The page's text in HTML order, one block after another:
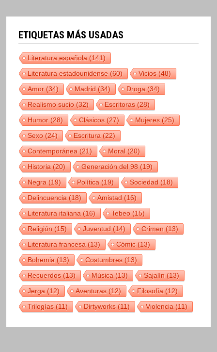
ETIQUETAS MÁS USADAS
Literatura española(141)
Literatura estadounidense(60) Vicios(48)
Amor(34) Madrid(34) Droga(34)
Realismo sucio(32) Escritoras(28)
Humor(28) Clásicos(27) Mujeres(25)
Sexo(24) Escritura(22)
Contemporánea(21) Moral(20)
Historia(20) Generación del 98(19)
Negra(19) Política(19) Sociedad(18)
Delincuencia(18) Amistad(16)
Literatura italiana(16) Tebeo(15)
Religión(15) Juventud(14) Crimen(13)
Literatura francesa(13) Cómic(13)
Bohemia(13) Costumbres(13)
Recuerdos(13) Música(13) Sajalín(13)
Jerga(12) Aventuras(12) Filosofía(12)
Trilogías(11) Dirtyworks(11) Violencia(11)